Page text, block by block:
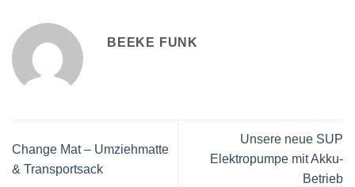
BEEKE FUNK
Change Mat – Umziehmatte
& Transportsack
Unsere neue SUP
Elektropumpe mit Akku-
Betrieb